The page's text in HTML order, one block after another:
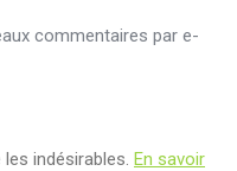
commentaires par e-
indésirables. En savoir